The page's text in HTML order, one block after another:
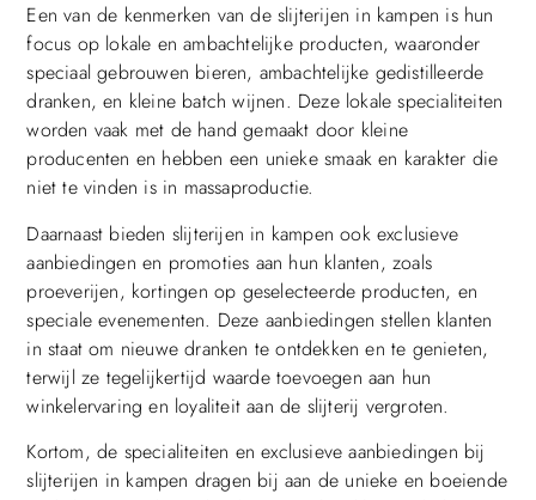
Een van de kenmerken van de slijterijen in kampen is hun
focus op lokale en ambachtelijke producten, waaronder
speciaal gebrouwen bieren, ambachtelijke gedistilleerde
dranken, en kleine batch wijnen. Deze lokale specialiteiten
worden vaak met de hand gemaakt door kleine
producenten en hebben een unieke smaak en karakter die
niet te vinden is in massaproductie.
Daarnaast bieden slijterijen in kampen ook exclusieve
aanbiedingen en promoties aan hun klanten, zoals
proeverijen, kortingen op geselecteerde producten, en
speciale evenementen. Deze aanbiedingen stellen klanten
in staat om nieuwe dranken te ontdekken en te genieten,
terwijl ze tegelijkertijd waarde toevoegen aan hun
winkelervaring en loyaliteit aan de slijterij vergroten.
Kortom, de specialiteiten en exclusieve aanbiedingen bij
slijterijen in kampen dragen bij aan de unieke en boeiende